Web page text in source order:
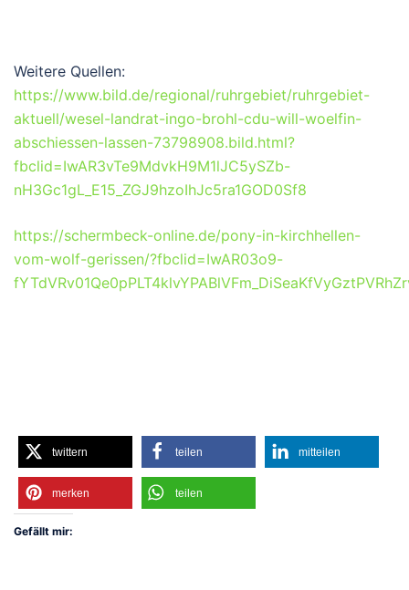
Weitere Quellen:
https://www.bild.de/regional/ruhrgebiet/ruhrgebiet-
aktuell/wesel-landrat-ingo-brohl-cdu-will-woelfin-
abschiessen-lassen-73798908.bild.html?
fbclid=IwAR3vTe9MdvkH9M1lJC5ySZb-
nH3Gc1gL_E15_ZGJ9hzoIhJc5ra1GOD0Sf8
https://schermbeck-online.de/pony-in-kirchhellen-
vom-wolf-gerissen/?fbclid=IwAR03o9-
twittern teilen mitteilen
merken teilen
Gefällt mir: